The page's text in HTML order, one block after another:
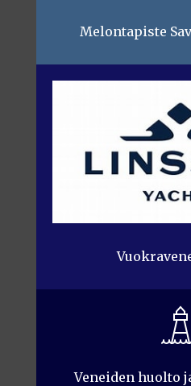
Melontapiste
Veneiden huolto